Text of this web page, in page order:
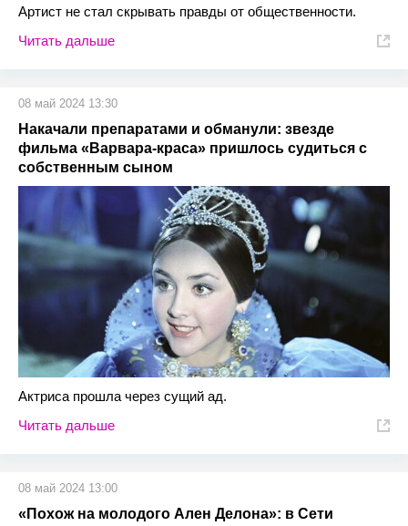
Артист не стал скрывать правды от общественности.
Читать дальше
08 май 2024 13:30
Накачали препаратами и обманули: звезде
фильма «Варвара-краса» пришлось судиться с
собственным сыном
Актриса прошла через сущий ад.
Читать дальше
08 май 2024 13:00
«Похож на молодого Ален Делона»: в Сети